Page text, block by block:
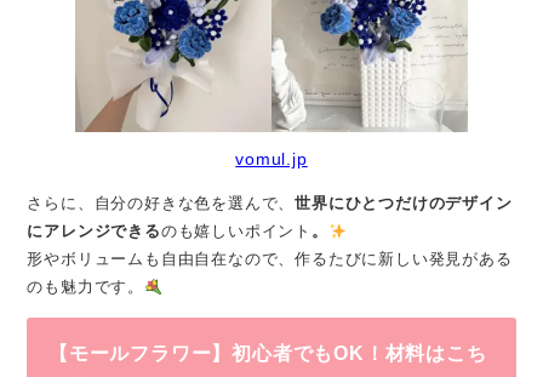
vomul.jp
さらに、自分の好きな色を選んで、世界にひとつだけのデザイン
にアレンジできるのも嬉しいポイント 。
形やボリュームも自由自在なので、作るたびに新しい発見がある
のも魅力です。
【モールフラワー】初心者でもOK！材料はこち